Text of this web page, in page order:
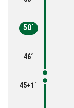
50´
46´
45+1´